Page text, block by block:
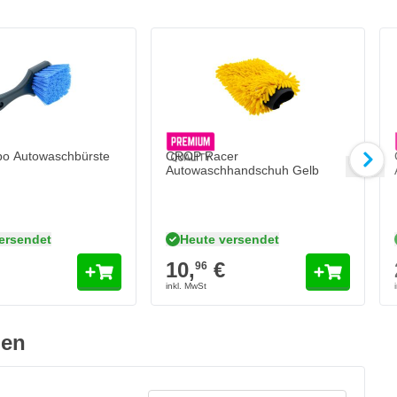
Autowaschbürste
CROP Racer
Autowaschhandschuh Gelb
Heute versendet
10,96 €